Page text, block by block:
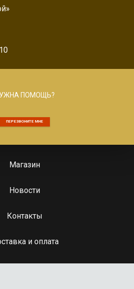
ПОМОЩЬ?
ПЕРЕЗВОНИТЕ МНЕ
Магазин
Новости
Контакты
и оплата